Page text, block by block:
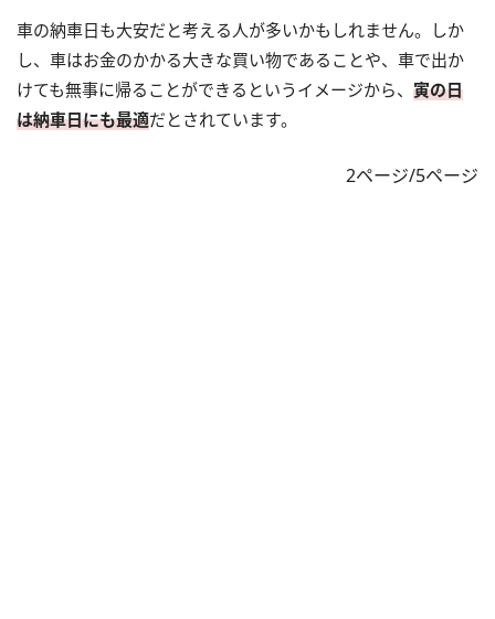
車の納車日も大安だと考える人が多いかもしれません。しか
し、車はお金のかかる大きな買い物であることや、車で出か
けても無事に帰ることができるというイメージから、 寅の日
は納車日にも最適だとされています。
2ページ/5ページ